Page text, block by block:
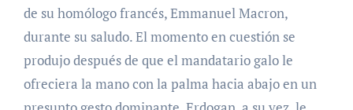
de su homólogo francés, Emmanuel Macron,
durante su saludo. El momento en cuestión se
produjo después de que el mandatario galo le
ofreciera la mano con la palma hacia abajo en un